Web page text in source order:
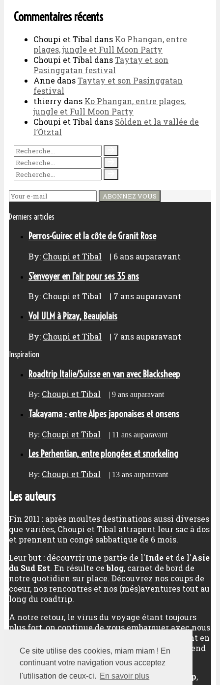
Ce site utilise des cookies, miam miam ! En
continuant votre navigation vous acceptez
l'utilisation de ceux-ci. En savoir plus
Commentaires récents
Choupi et Tibal dans Ko Phangan, entre
plages, jungle et Full Moon Party
Choupi et Tibal dansTaytay et son
Pasinggatan festival
Anne dansTaytay et son Pasinggatan
festival
thierry dans Ko Phangan, entre plages,
jungle et Full Moon Party
Choupi et Tibal dans Sölden et la vallée de
l’Ötztal
ABONNEZ VOUS
Derniers articles
Perros-Guirec et la côte de Granit Rose
By: Choupi et Tibal | 6 ans auparavant
S’envoyer en l’air pour ses 35 ans
By: Choupi et Tibal | 7 ans auparavant
Vol ULM à Pizay, Beaujolais
By: Choupi et Tibal | 7 ans auparavant
Inspiration
Roadtrip Italie/Suisse en van avec Blacksheep
By: Choupi et Tibal | 9 ans auparavant
Takayama : entre Alpes japonaises et onsens
By: Choupi et Tibal | 11 ans auparavant
Les Perhentian, entre plongées et snorkeling
By: Choupi et Tibal | 13 ans auparavant
Les auteurs
Fin 2011 : après moultes destinations aussi diverses
que variées, Choupi et Tibal attrapent leur sac à dos
et prennent un congé sabbatique de 6 mois.
Leur but : découvrir une partie de l'Inde et de l'Asie
du Sud Est. En résulte ceblog, carnet de bord de
notre quotidien sur place. Découvrez nos coups de
coeur, nos rencontres et nos (més)aventures tout au
long du roadtrip.
A notre retour, le virus du voyage étant toujours
plus fort, on continue de vous embarquer avec nous
vers nos meilleures destinations, qu'elles soient en
Asie (ou pas), qu'elles soient sur un long week-end
ou sur plusieurs semaines.
Au programme :découverte d'un pays city trip,